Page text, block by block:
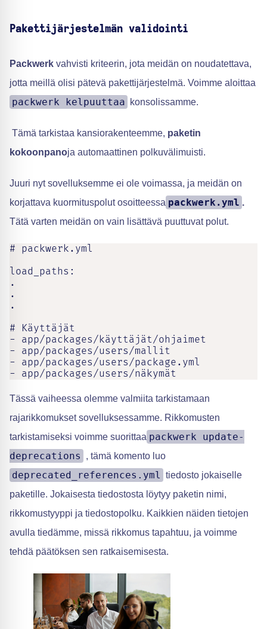
Pakettijärjestelmän validointi
Packwerk vahvisti kriteerin, jota meidän on noudatettava,
jotta meillä olisi pätevä pakettijärjestelmä. Voimme aloittaa
packwerk kelpuuttaa konsolissamme.
Tämä tarkistaa kansiorakenteemme, paketin
kokoonpanoja automaattinen polkuvälimuisti.
Juuri nyt sovelluksemme ei ole voimassa, ja meidän on
korjattava kuormituspolut osoitteessa packwerk.yml .
Tätä varten meidän on vain lisättävä puuttuvat polut.
# packwerk.yml
load_paths:
.
.
.
# Käyttäjät
- app/packages/käyttäjät/ohjaimet
- app/packages/users/mallit
- app/packages/users/package.yml
- app/packages/users/näkymät
Tässä vaiheessa olemme valmiita tarkistamaan
rajarikkomukset sovelluksessamme. Rikkomusten
tarkistamiseksi voimme suorittaa packwerk update-
deprecations
, tämä komento luo
deprecated_references.yml
tiedosto jokaiselle
paketille. Jokaisesta tiedostosta löytyy paketin nimi,
rikkomustyyppi ja tiedostopolku. Kaikkien näiden tietojen
avulla tiedämme, missä rikkomus tapahtuu, ja voimme
tehdä päätöksen sen ratkaisemisesta.